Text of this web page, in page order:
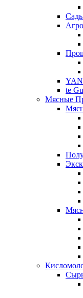
YAN
te
Мясные